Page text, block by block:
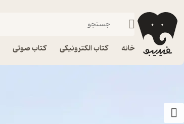
خانه کتاب الکترونیکی کتاب صوتی